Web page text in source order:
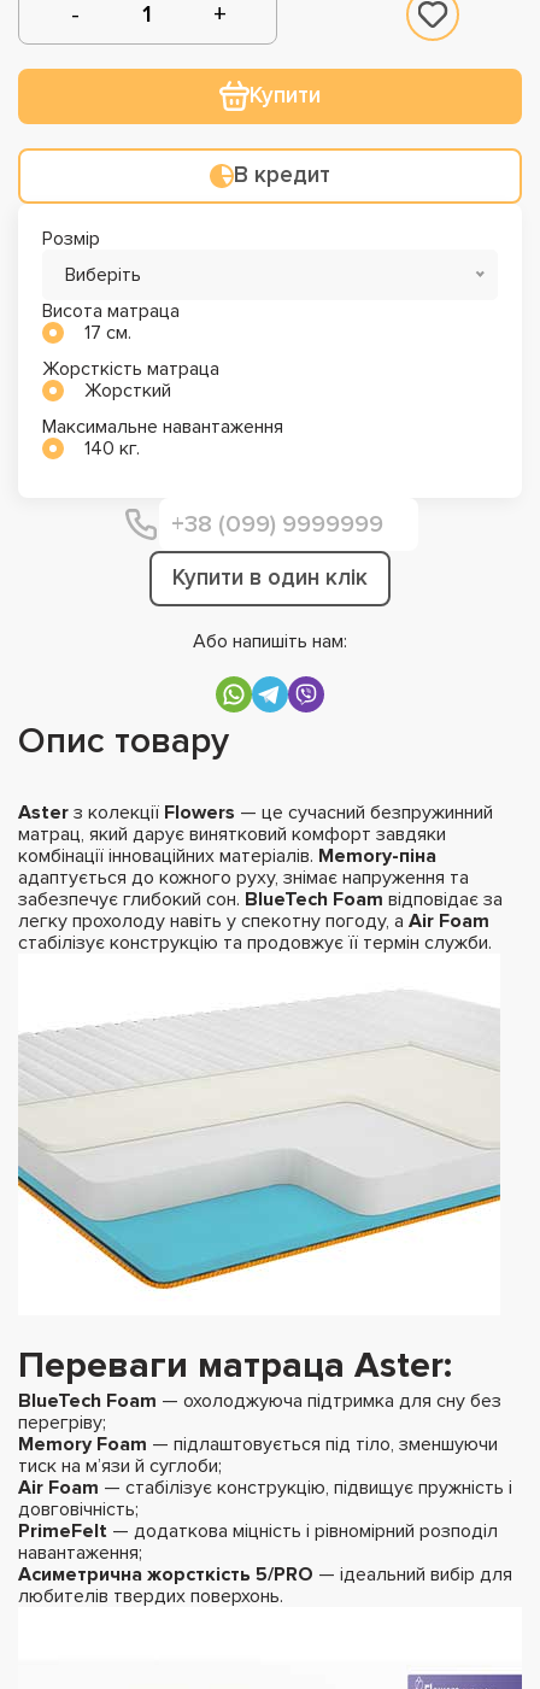
Купити
В кредит
Розмір
Виберіть
Висота матраца
17 см.
Жорсткість матраца
Жорсткий
Максимальне навантаження
140 кг.
Купити в один клік
Або напишіть нам:
Опис товару
Aster з колекції Flowers — це сучасний безпружинний
матрац, який дарує винятковий комфорт завдяки
комбінації інноваційних матеріалів. Memory-піна
адаптується до кожного руху, знімає напруження та
забезпечує глибокий сон. BlueTech Foam відповідає за
легку прохолоду навіть у спекотну погоду, а Air Foam
стабілізує конструкцію та продовжує її термін служби.
Переваги матраца Aster:
BlueTech Foam — охолоджуюча підтримка для сну без
перегріву;
Memory Foam — підлаштовується під тіло, зменшуючи
тиск на м’язи й суглоби;
Air Foam — стабілізує конструкцію, підвищує пружність і
довговічність;
PrimeFelt — додаткова міцність і рівномірний розподіл
навантаження;
Асиметрична жорсткість 5/PRO — ідеальний вибір для
любителів твердих поверхонь.